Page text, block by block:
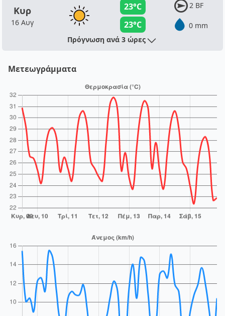
Κυρ
16 Αυγ
23°C
23°C
2 BF
0 mm
Πρόγνωση ανά 3 ώρες
Μετεωγράμματα